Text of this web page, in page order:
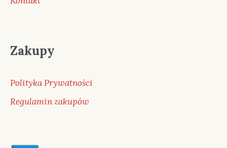
Zakupy
Polityka Prywatności
Regulamin zakupów